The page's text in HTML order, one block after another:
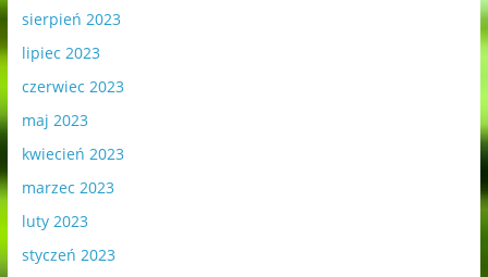
sierpień 2023
lipiec 2023
czerwiec 2023
maj 2023
kwiecień 2023
marzec 2023
luty 2023
styczeń 2023